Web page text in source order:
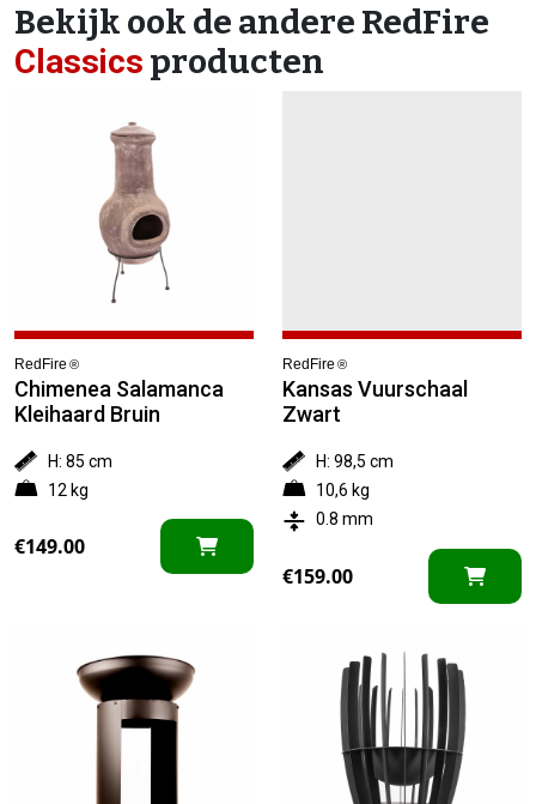
Bekijk ook de andere RedFire
Classics producten
RedFire ®
Chimenea Salamanca
Kleihaard Bruin
H: 85 cm
12 kg
€149.00
RedFire ®
Kansas Vuurschaal
Zwart
H: 98,5 cm
10,6 kg
0.8 mm
€159.00